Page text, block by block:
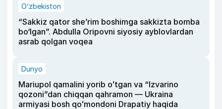
O‘zbekiston
“Sakkiz qator she’rim boshimga sakkizta bomba
bo‘lgan”. Abdulla Oripovni siyosiy ayblovlardan
asrab qolgan voqea
Dunyo
Mariupol qamalini yorib oʻtgan va “Izvarino
qozoni”dan chiqqan qahramon — Ukraina
armiyasi bosh qoʻmondoni Drapatiy haqida